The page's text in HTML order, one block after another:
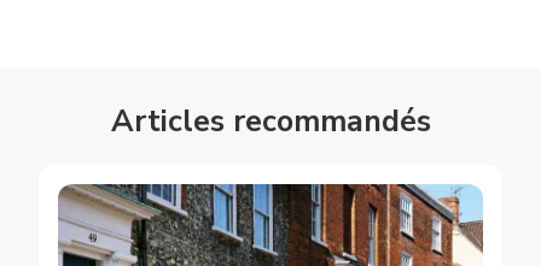
Articles recommandés